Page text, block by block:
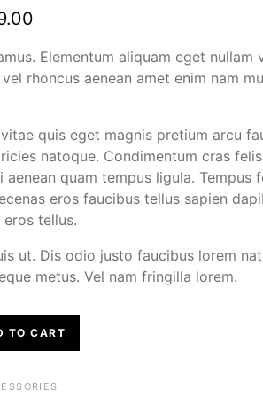
Elementum aliquam eget nullam
rhoncus aenean amet enim nam
quis eget magnis pretium arcu
natoque. Condimentum cras felis
aenean quam tempus ligula. Tempus
eros faucibus tellus sapien
eros tellus.
ut. Dis odio justo faucibus lorem
metus. Vel nam fringilla lorem.
TO CART